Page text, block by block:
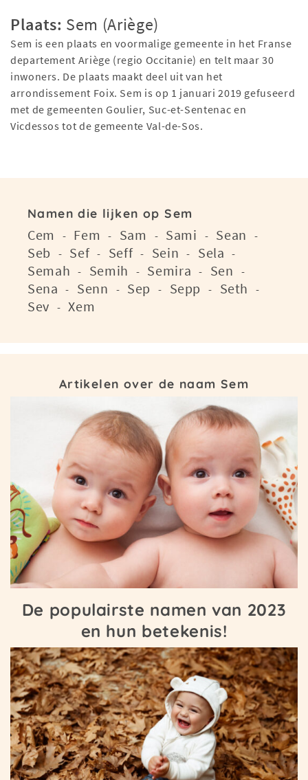
Plaats: Sem (Ariège)
Sem is een plaats en voormalige gemeente in het Franse
departement Ariège (regio Occitanie) en telt maar 30
inwoners. De plaats maakt deel uit van het
arrondissement Foix. Sem is op 1 januari 2019 gefuseerd
met de gemeenten Goulier, Suc-et-Sentenac en
Vicdessos tot de gemeente Val-de-Sos.
Namen die lijken op Sem
Cem - Fem - Sam - Sami - Sean -
Seb - Sef - Seff - Sein - Sela -
Semah - Semih - Semira - Sen -
Sena - Senn - Sep - Sepp - Seth -
Sev -Xem
Artikelen over de naam Sem
De populairste namen van 2023
en hun betekenis!